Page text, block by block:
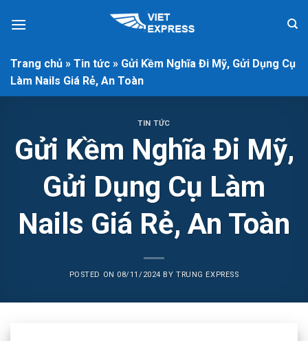
Trang chủ » Tin tức » Gửi Kềm Nghĩa Đi Mỹ, Gửi Dụng Cụ
Làm Nails Giá Rẻ, An Toàn
TIN TỨC
Gửi Kềm Nghĩa Đi Mỹ,
Gửi Dụng Cụ Làm
Nails Giá Rẻ, An Toàn
POSTED ON 08/11/2024 BYTRUNG EXPRESS